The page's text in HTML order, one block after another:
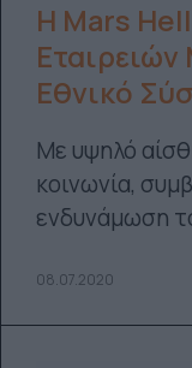
Η Mars
Εθνικό
Mε υψηλό
κοινωνία,
ενδυνάμωση
08.07.2020